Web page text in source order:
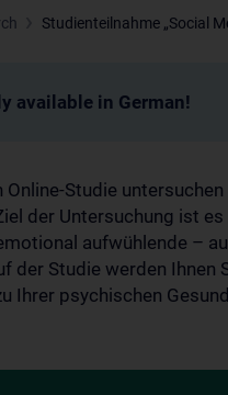
Studienteilnahme „Social
available in German!
Studie
der Untersuchung ist
aufwühlende –
der Studie werden Ihnen
Ihrer psychischen